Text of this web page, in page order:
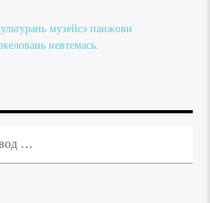
музейсэ панжови
невтемась.